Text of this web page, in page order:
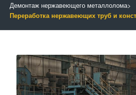
Демонтаж нержавеющего металлолома>
Переработка нержавеющих труб и